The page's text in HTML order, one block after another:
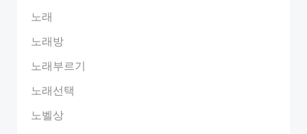
노래
노래방
노래부르기
노래선택
노벨상